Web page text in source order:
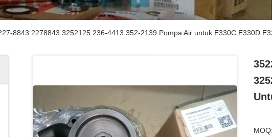
8843 2278843 3252125 236-4413 352-2139 Pompa Air untuk E330C E330D
MOQ: